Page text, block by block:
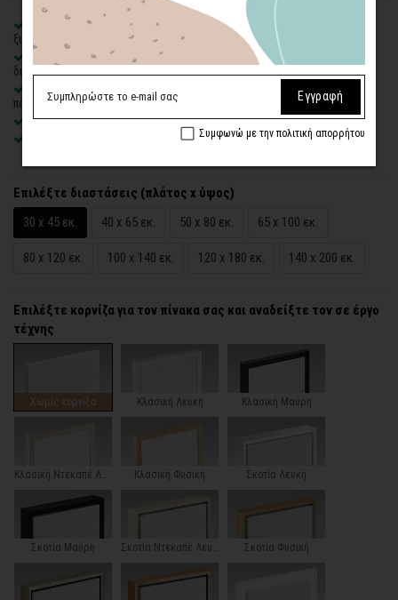
100% πιστοποιημένος βαμβακερός καμβάς
ξυλείας
Οικολογική εκτύπωση
με μελάνια νερού latex, χωρίς χημικούς
διαλύτες και οσμές
Δυνατότητα προσθήκηςξύλινης διακοσμητικής κορνίζας με
πολλές επιλογές
Χειροποίητη κατασκευή, ένας – ένας πίνακας κατά παραγγελία
Έτοιμοι για τοποθέτηση – με κρυφό σύστημα στήριξης
Επιλέξτε διαστάσεις (πλάτος x ύψος)
30 x 45 εκ.
40 x 65 εκ. 50 x 80 εκ. 65 x 100 εκ.
80 x 120 εκ. 100 x 140 εκ. 120 x 180 εκ. 140 x 200 εκ.
Επιλέξτε κορνίζα για τον πίνακα σας και αναδείξτε τον σε έργο
τέχνης
Χωρίς κορνίζα Κλασική Λευκή Κλασική Μαύρη
Κλασική Φυσική Σκοτία Λευκή
Σκοτία Μαύρη Σκοτία Φυσική
Εγγραφή
Συμφωνώ με την πολιτική απορρήτου